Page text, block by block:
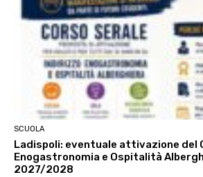
SCUOLA
Ladispoli: eventuale attivazione del
Enogastronomia e Ospitalità
2027/2028